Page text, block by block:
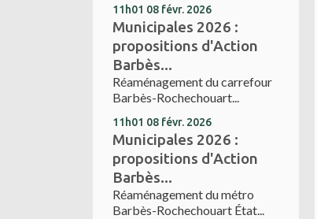
11h01 08 févr. 2026
Municipales 2026 :
propositions d'Action
Barbès...
Réaménagement du carrefour
Barbès-Rochechouart...
11h01 08 févr. 2026
Municipales 2026 :
propositions d'Action
Barbès...
Réaménagement du métro
Barbès-Rochechouart État...